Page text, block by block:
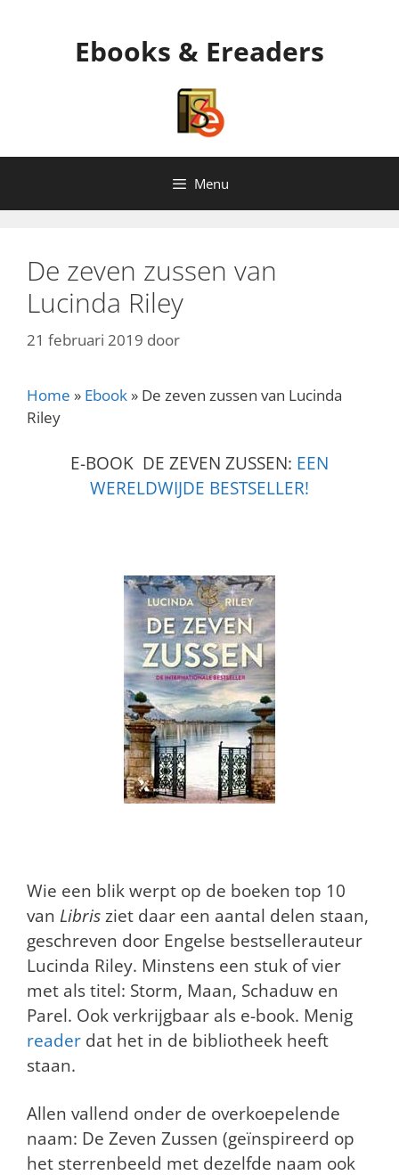
Ebooks & Ereaders
Menu
De zeven zussen van
Lucinda Riley
21 februari 2019 door
Home » Ebook » De zeven zussen van Lucinda
Riley
E-BOOK DE ZEVEN ZUSSEN: EEN
WERELDWIJDE BESTSELLER!
Wie een blik werpt op de boeken top 10
van Libris ziet daar een aantal delen staan,
geschreven door Engelse bestsellerauteur
Lucinda Riley. Minstens een stuk of vier
met als titel: Storm, Maan, Schaduw en
Parel. Ook verkrijgbaar als e-book. Menig
reader dat het in de bibliotheek heeft
staan.
Allen vallend onder de overkoepelende
naam: De Zeven Zussen (geïnspireerd op
het sterrenbeeld met dezelfde naam ook